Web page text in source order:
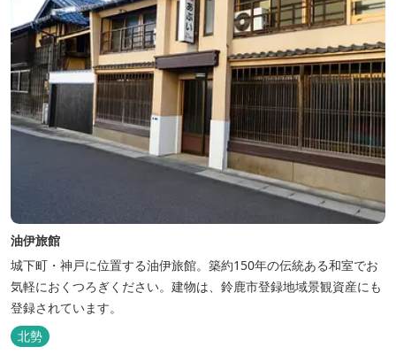
油伊旅館
城下町・神戸に位置する油伊旅館。築約150年の伝統ある和室でお
気軽におくつろぎください。建物は、鈴鹿市登録地域景観資産にも
登録されています。
北勢